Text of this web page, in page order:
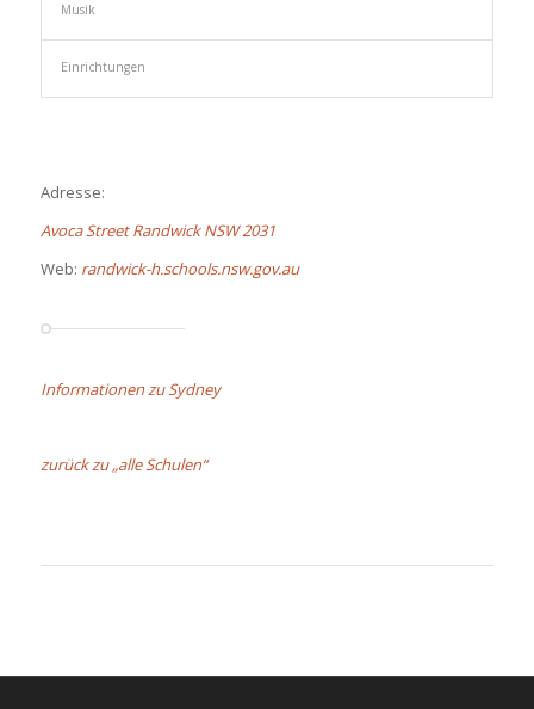
Musik
Einrichtungen
Adresse:
Avoca Street Randwick NSW 2031
Web: randwick-h.schools.nsw.gov.au
Informationen zu Sydney
zurück zu „alle Schulen“